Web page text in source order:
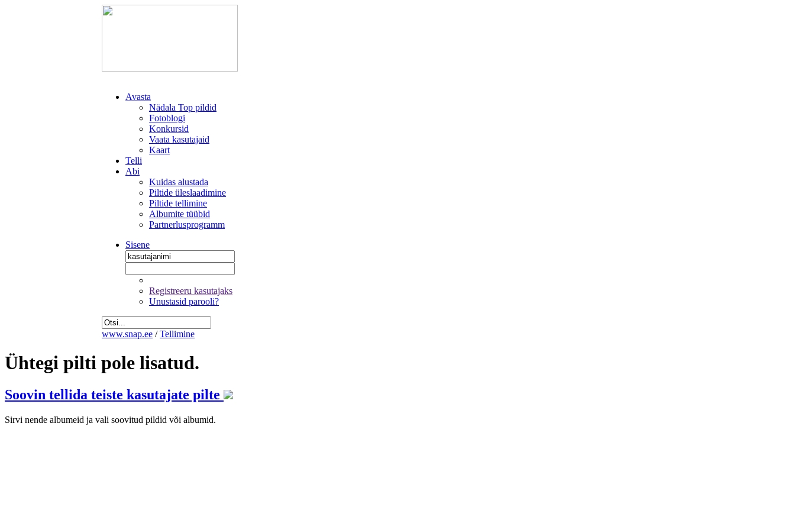
Avasta
Nädala Top pildid
Fotoblogi
Konkursid
Vaata kasutajaid
Kaart
Telli
Abi
Kuidas alustada
Piltide üleslaadimine
Piltide tellimine
Albumite tüübid
Partnerlusprogramm
Sisene
Registreeru kasutajaks
Unustasid parooli?
www.snap.ee / Tellimine
Ühtegi pilti pole lisatud.
Soovin tellida teiste kasutajate pilte
Sirvi nende albumeid ja vali soovitud pildid või albumid.